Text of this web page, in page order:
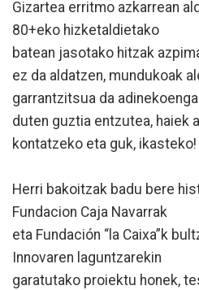
Gizartea erritmo azkarrean
80+eko hizketaldietako
batean jasotako hitzak
ez da aldatzen, mundukoak
garrantzitsua da
duten guztia entzutea, haiek
kontatzeko eta guk, ikasteko!
Herri bakoitzak badu bere
Fundacion Caja Navarrak
eta Fundación “la Caixa”k
Innovaren laguntzarekin
garatutako proiektu honek,